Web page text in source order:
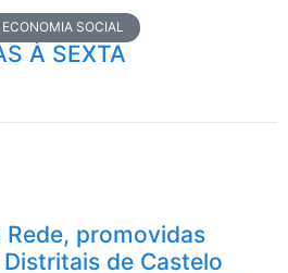
SOCIAL
À SEXTA
Rede, promovidas
de Castelo